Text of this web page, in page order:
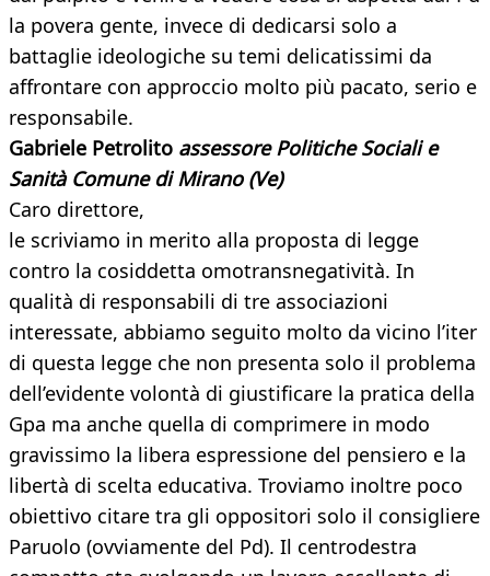
la povera gente, invece di dedicarsi solo a
battaglie ideologiche su temi delicatissimi da
affrontare con approccio molto più pacato, serio e
responsabile.
Gabriele Petrolito assessore Politiche Sociali e
Sanità Comune di Mirano (Ve)
Caro direttore,
le scriviamo in merito alla proposta di legge
contro la cosiddetta omotransnegatività. In
qualità di responsabili di tre associazioni
interessate, abbiamo seguito molto da vicino l’iter
di questa legge che non presenta solo il problema
dell’evidente volontà di giustificare la pratica della
Gpa ma anche quella di comprimere in modo
gravissimo la libera espressione del pensiero e la
libertà di scelta educativa. Troviamo inoltre poco
obiettivo citare tra gli oppositori solo il consigliere
Paruolo (ovviamente del Pd). Il centrodestra